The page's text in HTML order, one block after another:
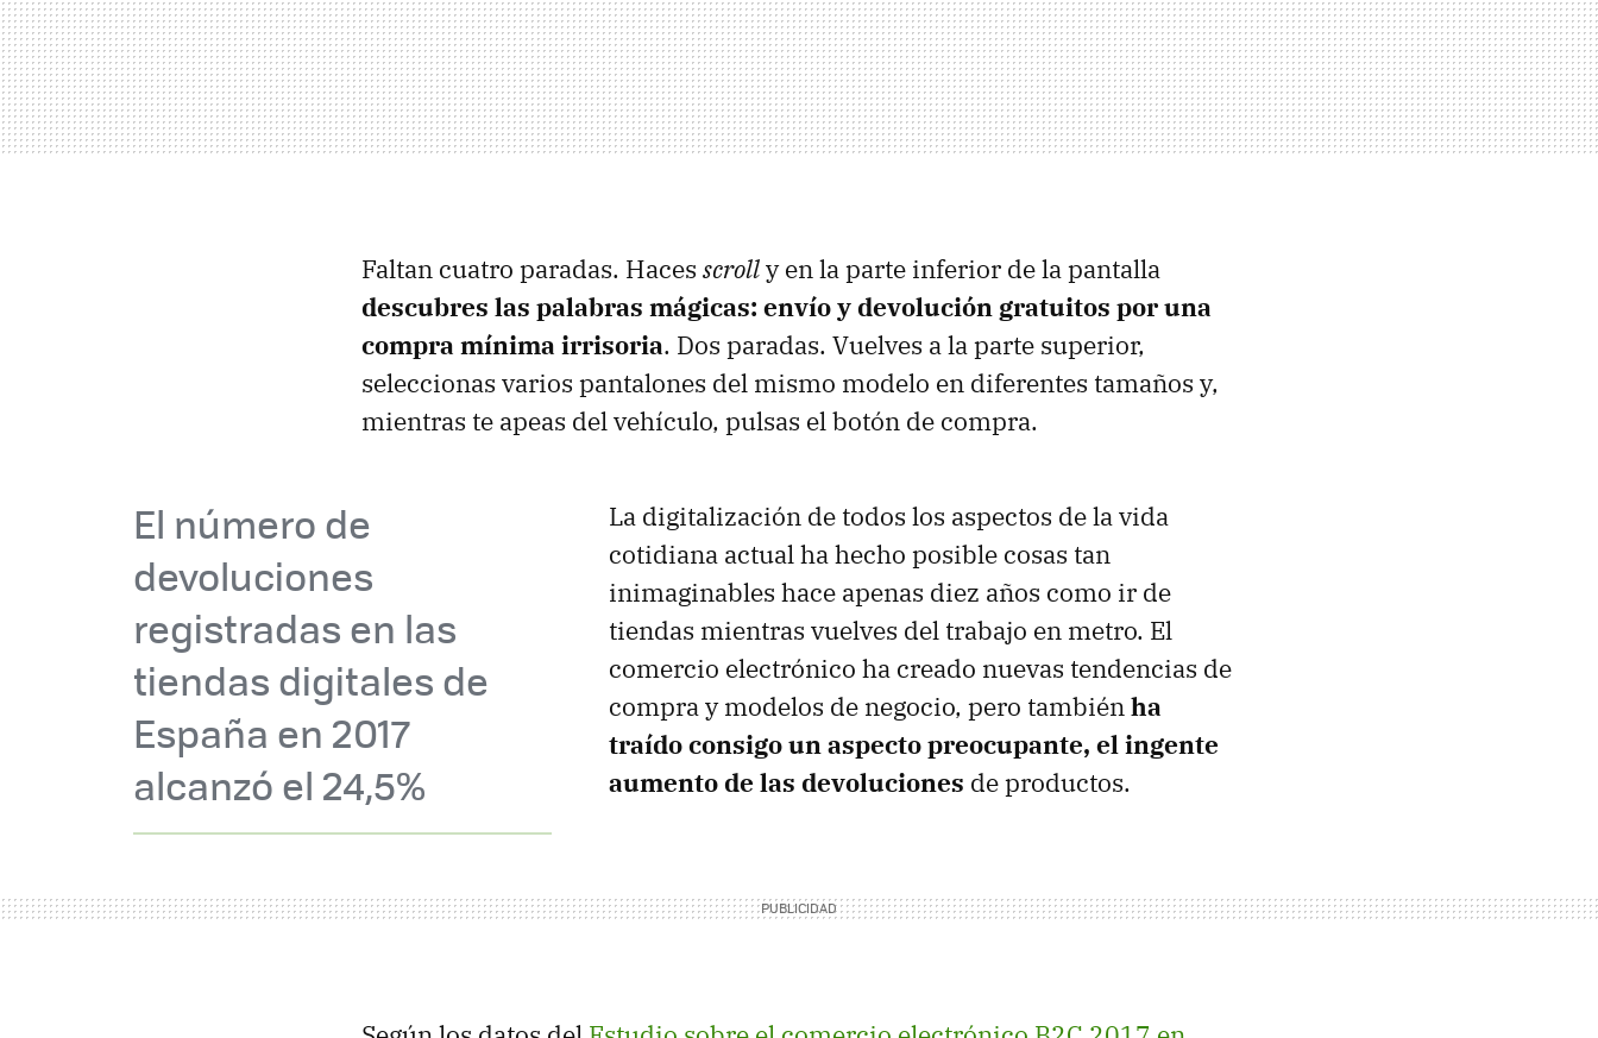
Faltan cuatro paradas. Haces scrolly en la parte inferior de la pantalla
descubres las palabras mágicas: envío y devolución gratuitos por una
compra mínima irrisoria. Dos paradas. Vuelves a la parte superior,
seleccionas varios pantalones del mismo modelo en diferentes tamaños y,
mientras te apeas del vehículo, pulsas el botón de compra.
El número de
devoluciones
registradas en las
tiendas digitales de
España en 2017
alcanzó el 24,5%
La digitalización de todos los aspectos de la vida
cotidiana actual ha hecho posible cosas tan
inimaginables hace apenas diez años como ir de
tiendas mientras vuelves del trabajo en metro. El
comercio electrónico ha creado nuevas tendencias de
compra y modelos de negocio, pero tambiénha
traído consigo un aspecto preocupante, el ingente
aumento de las devoluciones de productos.